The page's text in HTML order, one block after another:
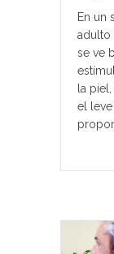
En un
adulto
se ve
la
el